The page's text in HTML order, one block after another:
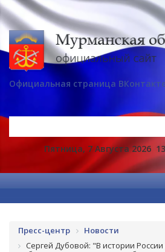
Официальная страница
Пятница, 7 Августа 2026
Пресс-центр
Новости
Сергей Дубовой: "В истории